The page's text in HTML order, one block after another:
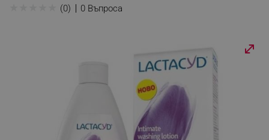
(0) 0 Въпроса